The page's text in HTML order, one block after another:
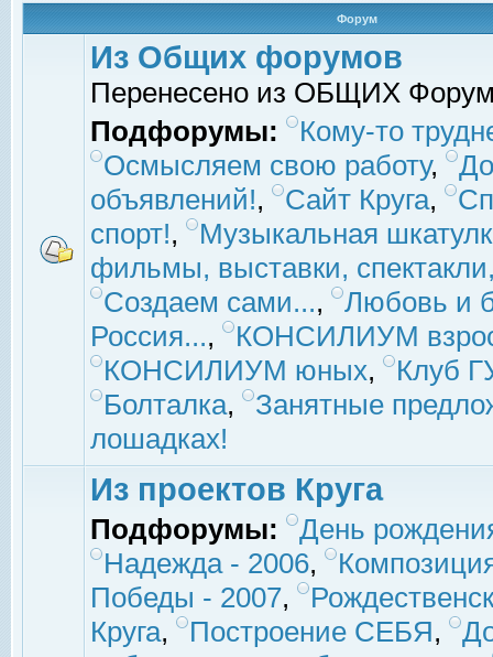
Форум
Из Общих форумов
Перенесено из ОБЩИХ
Подфорумы:
Кому-то
Осмысляем свою работу,
объявлений!, Сайт Круга,
спорт!,
Музыкальная
фильмы, выставки,
Создаем сами...,
Любовь и
Россия...,
КОНСИЛИУМ
КОНСИЛИУМ юных,
Клуб
Болталка,
Занятные
лошадках!
Из проектов Круга
Подфорумы:
День
Надежда - 2006,
Победы - 2007,
Круга, Построение СЕБЯ,